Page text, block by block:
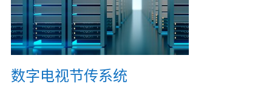
数字电视节传系统